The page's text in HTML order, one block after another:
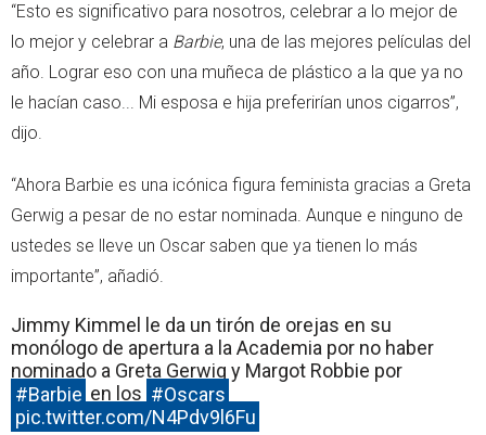
“Esto es significativo para nosotros, celebrar a lo mejor de
lo mejor y celebrar a Barbie, una de las mejores películas del
año. Lograr eso con una muñeca de plástico a la que ya no
le hacían caso... Mi esposa e hija preferirían unos cigarros”,
dijo.
“Ahora Barbie es una icónica figura feminista gracias a Greta
Gerwig a pesar de no estar nominada. Aunque e ninguno de
ustedes se lleve un Oscar saben que ya tienen lo más
importante”, añadió.
Jimmy Kimmel le da un tirón de orejas en su
monólogo de apertura a la Academia por no haber
nominado a Greta Gerwig y Margot Robbie por
#Barbie en los #Oscars
pic.twitter.com/N4Pdv9l6Fu